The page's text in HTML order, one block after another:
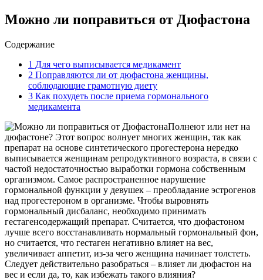
Можно ли поправиться от Дюфастона
Содержание
1 Для чего выписывается медикамент
2 Поправляются ли от дюфастона женщины,
соблюдающие грамотную диету
3 Как похудеть после приема гормонального
медикамента
Полнеют или нет на
дюфастоне? Этот вопрос волнует многих женщин, так как
препарат на основе синтетического прогестерона нередко
выписывается женщинам репродуктивного возраста, в связи с
частой недостаточностью выработки гормона собственным
организмом. Самое распространенное нарушение
гормональной функции у девушек – преобладание эстрогенов
над прогестероном в организме. Чтобы выровнять
гормональный дисбаланс, необходимо принимать
гестагенсодержащий препарат. Считается, что дюфастоном
лучше всего восстанавливать нормальный гормональный фон,
но считается, что гестаген негативно влияет на вес,
увеличивает аппетит, из-за чего женщина начинает толстеть.
Следует действительно разобраться – влияет ли дюфастон на
вес и если да, то, как избежать такого влияния?